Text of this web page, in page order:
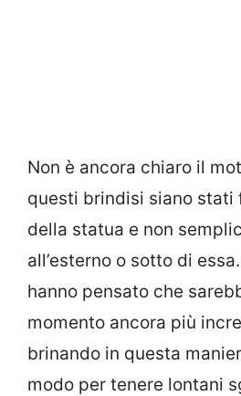
Non è ancora chiaro il
questi brindisi siano stati
della statua e non
all’esterno o sotto di
hanno pensato che
momento ancora più
brinando in questa
modo per tenere lontani